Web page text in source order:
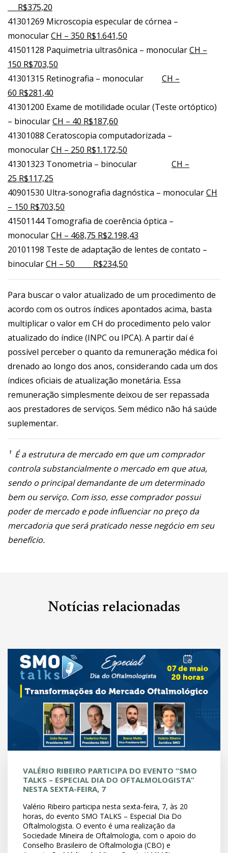
R$375,20
41301269 Microscopia especular de córnea –
monocularCH – 350 R$1.641,50
41501128 Paquimetria ultrasônica – monocularCH –
150 R$703,50
41301315 Retinografia – monocular CH –
60 R$281,40
41301200 Exame de motilidade ocular (Teste ortóptico)
– binocularCH – 40 R$187,60
41301088 Ceratoscopia computadorizada –
monocularCH – 250 R$1.172,50
41301323 Tonometria – binocular CH –
25 R$117,25
40901530 Ultra-sonografia dagnóstica – monocularCH
– 150 R$703,50
41501144 Tomografia de coerência óptica –
monocularCH – 468,75 R$2.198,43
20101198 Teste de adaptação de lentes de contato –
binocularCH – 50 R$234,50
Para buscar o valor atualizado de um procedimento de
acordo com os outros índices apontados acima, basta
multiplicar o valor em CH do procedimento pelo valor
atualizado do índice (INPC ou IPCA). A partir daí é
possível perceber o quanto da remuneração médica foi
drenado ao longo dos anos, considerando cada um dos
índices oficiais de atualização monetária. Essa
remuneração simplesmente deixou de ser repassada
aos prestadores de serviços. Sem médico não há saúde
suplementar.
¹ É a estrutura de mercado em que um comprador
controla substancialmente o mercado em que atua,
sendo o principal demandante de um determinado
bem ou serviço. Com isso, esse comprador possui
poder de mercado e pode influenciar no preço da
mercadoria que será praticado nesse negócio em seu
benefício.
Notícias relacionadas
VALÉRIO RIBEIRO PARTICIPA DO EVENTO “SMO
TALKS – ESPECIAL DIA DO OFTALMOLOGISTA”
NESTA SEXTA-FEIRA, 7
Valério Ribeiro participa nesta sexta-feira, 7, às 20
horas, do evento SMO TALKS – Especial Dia Do
Oftalmologista. O evento é uma realização da
Sociedade Mineira de Oftalmologia, com o apoio do
Conselho Brasileiro de Oftalmologia (CBO) e